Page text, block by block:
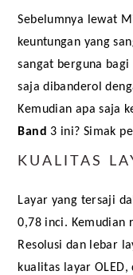
Sebelumnya lewat
keuntungan yang
sangat berguna
saja dibanderol
Kemudian apa saja
Band 3 ini? Simak
KUALITAS
Layar yang tersaji
0,78 inci. Kemudian
Resolusi dan lebar
kualitas layar